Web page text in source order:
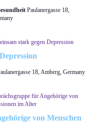
Paulanergasse 18,
stark gegen Depression
18, Amberg, Germany
von Menschen
für Angehörige von
im Alter